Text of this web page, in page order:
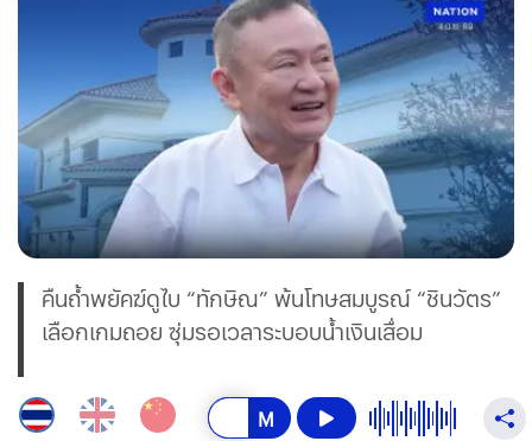
คืนถ้ำพยัคฆ์ดูไบ “ทักษิณ” พ้นโทษสมบูรณ์ “ชินวัตร”
เลือกเกมถอย ซุ่มรอเวลาระบอบน้ำเงินเสื่อม